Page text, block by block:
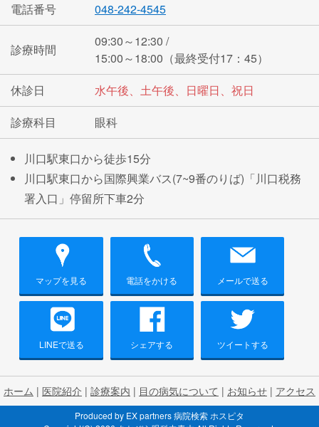
電話番号
048-242-4545
診療時間
09:30～12:30 /
15:00～18:00（最終受付17：45）
休診日
水午後、土午後、日曜日、祝日
診療科目
眼科
川口駅東口から徒歩15分
川口駅東口から国際興業バス(7~9番のりば)「川口税務
署入口」停留所下車2分
マップを見る 電話をかける メールで送る
LINEで送る シェアする ツイートする
ホーム | 医院紹介 | 診療案内 | 目の病気について | お知らせ | アクセス
Produced by EX partners病院検索 ホスピタ